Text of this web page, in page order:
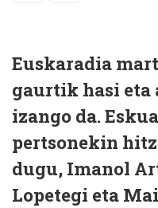
Euskaradia
gaurtik hasi eta
izango da.
pertsonekin
dugu, Imanol
Lopetegi eta